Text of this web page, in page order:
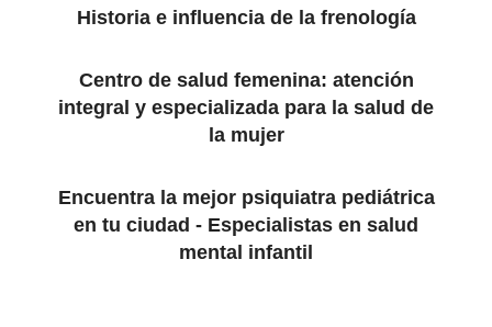
Historia e influencia de la frenología
Centro de salud femenina: atención
integral y especializada para la salud de
la mujer
Encuentra la mejor psiquiatra pediátrica
en tu ciudad - Especialistas en salud
mental infantil